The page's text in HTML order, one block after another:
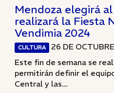
Mendoza elegirá
realizará la Fiesta
Vendimia 2024
CULTURA
26 DE
Este fin de semana se
permitirán definir el
Central y las...